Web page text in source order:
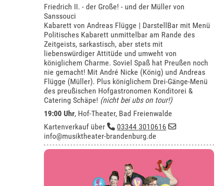
Friedrich II. - der Große! - und der Müller von
Sanssouci
Kabarett von Andreas Flügge | DarstellBar mit Menü
Politisches Kabarett unmittelbar am Rande des
Zeitgeists, sarkastisch, aber stets mit
liebenswürdiger Attitüde und umweht von
königlichem Charme. Soviel Spaß hat Preußen noch
nie gemacht! Mit André Nicke (König) und Andreas
Flügge (Müller). Plus königlichem Drei-Gänge-Menü
des preußischen Hofgastronomen Konditorei &
Catering Schäpe! (nicht bei ubs on tour!)
19:00 Uhr, Hof-Theater, Bad Freienwalde
Kartenverkauf über
03344 3010616
info@musiktheater-brandenburg.de